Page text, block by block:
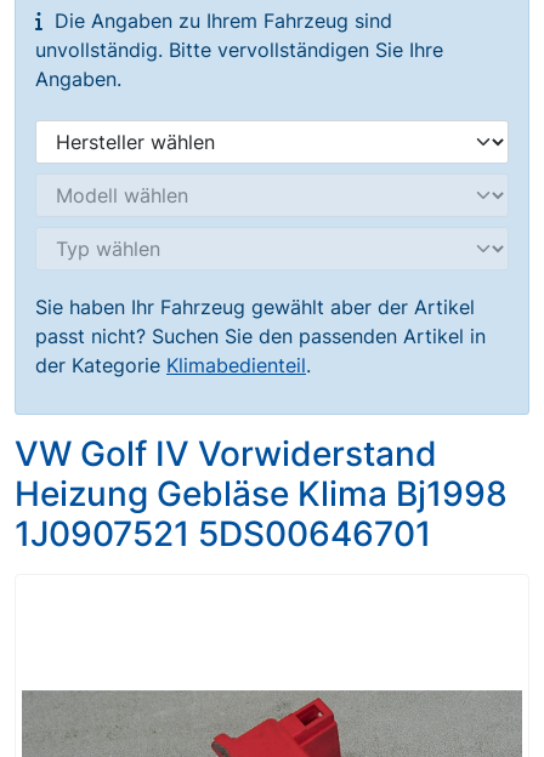
Die Angaben zu Ihrem Fahrzeug sind
unvollständig. Bitte vervollständigen Sie Ihre
Angaben.
Sie haben Ihr Fahrzeug gewählt aber der Artikel
passt nicht? Suchen Sie den passenden Artikel in
der Kategorie Klimabedienteil.
VW Golf IV Vorwiderstand
Heizung Gebläse Klima Bj1998
1J0907521 5DS00646701